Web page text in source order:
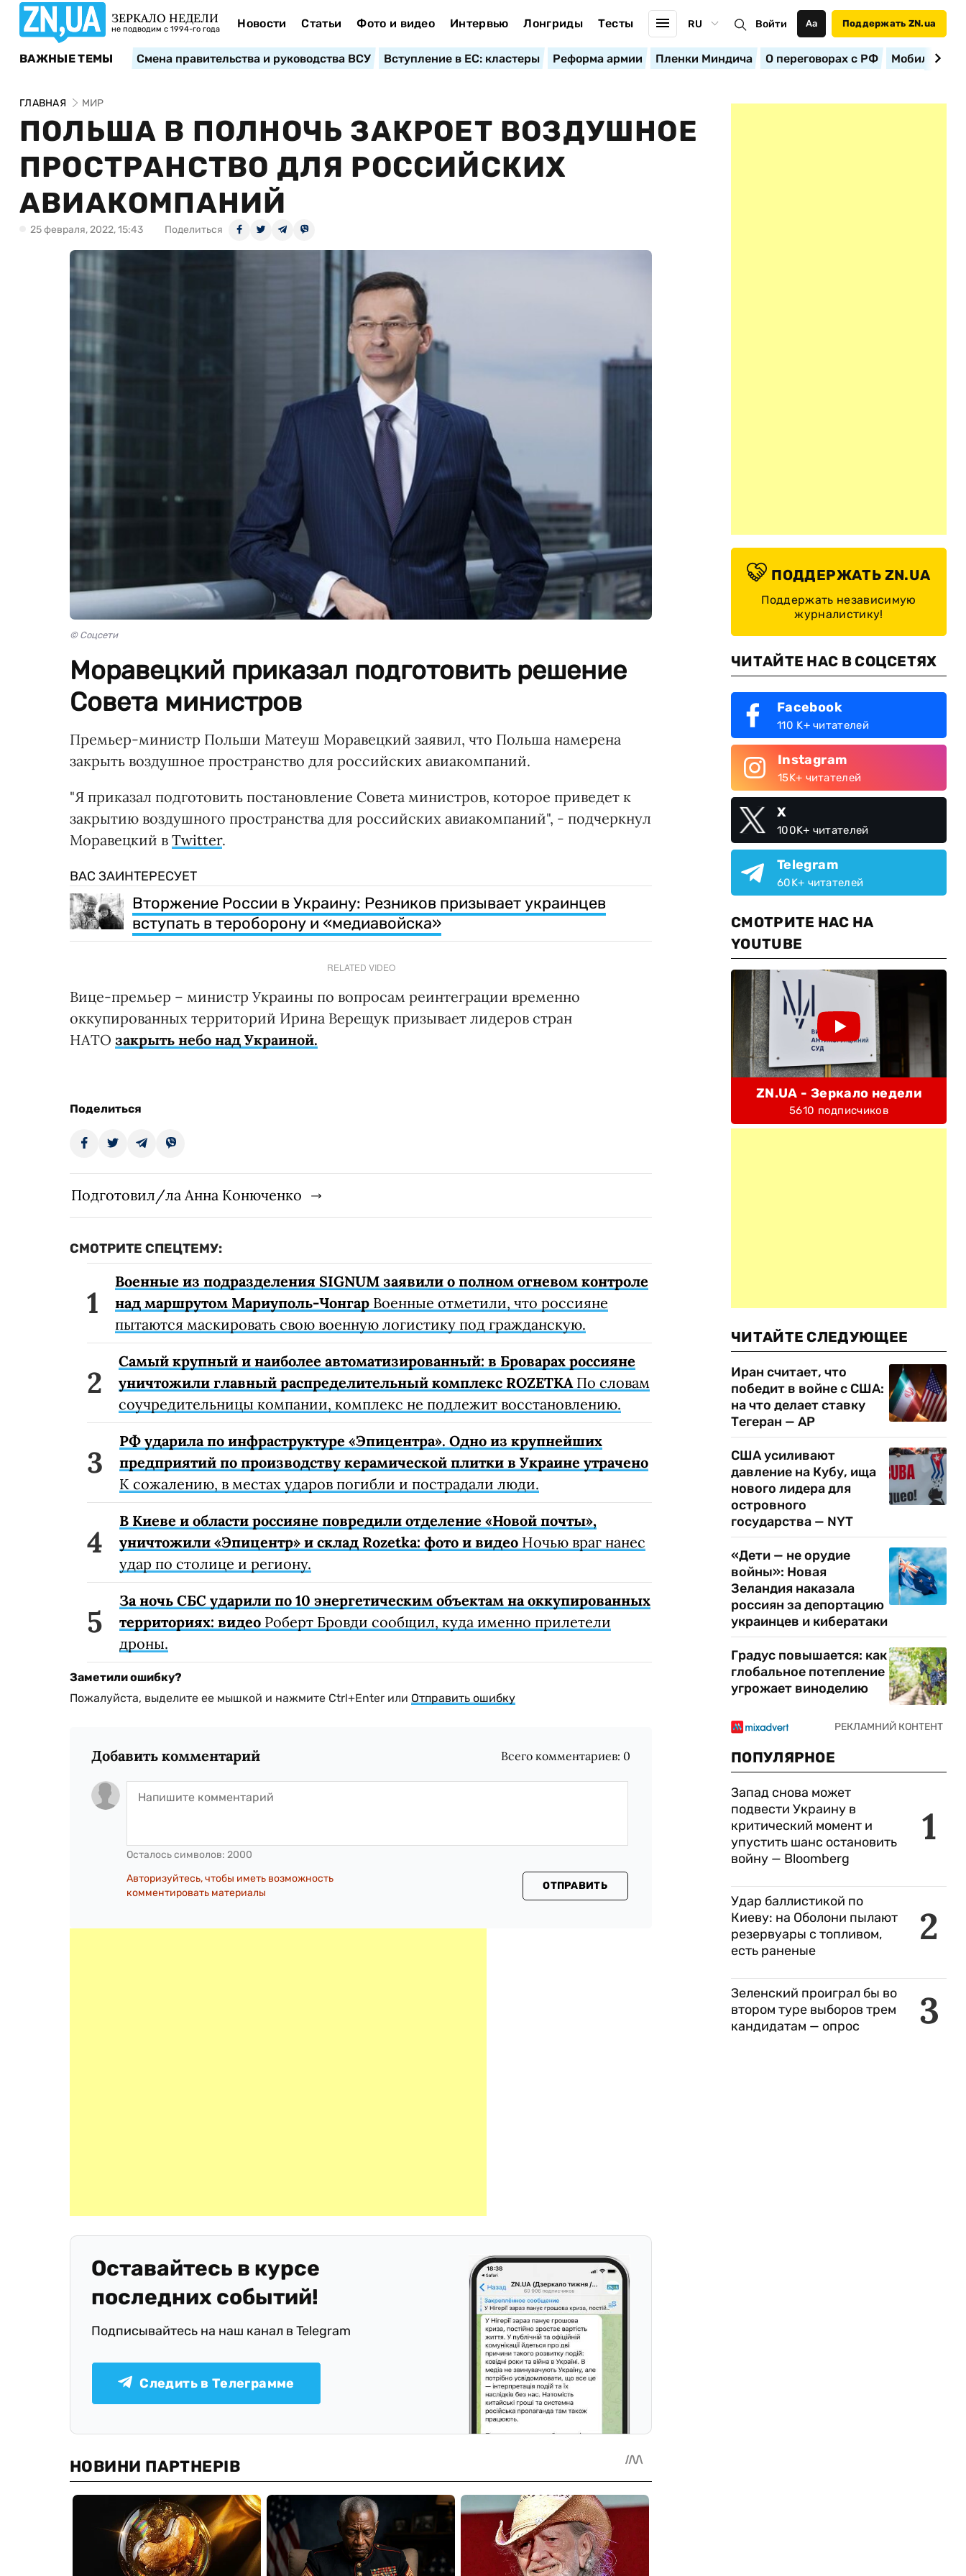
ЗЕРКАЛО НЕДЕЛИ
не подводим с 1994-го года Новости Статьи Фото и видео Интервью Лонгриды Тесты RU Войти Аа Поддержать ZN.ua
ВАЖНЫЕ ТЕМЫ Смена правительства и руководства ВСУ Вступление в ЕС: кластеры Реформа армии Пленки Миндича О переговорах с РФ
ГЛАВНАЯ МИР
ПОЛЬША В ПОЛНОЧЬ ЗАКРОЕТ ВОЗДУШНОЕ
ПРОСТРАНСТВО ДЛЯ РОССИЙСКИХ
АВИАКОМПАНИЙ
25 февраля, 2022, 15:43 Поделиться
© Соцсети
Моравецкий приказал подготовить решение
Совета министров
Премьер-министр Польши Матеуш Моравецкий заявил, что Польша намерена
закрыть воздушное пространство для российских авиакомпаний.
"Я приказал подготовить постановление Совета министров, которое приведет к
закрытию воздушного пространства для российских авиакомпаний", - подчеркнул
Моравецкий в Twitter.
ВАС ЗАИНТЕРЕСУЕТ
Вторжение России в Украину: Резников призывает украинцев
вступать в тероборону и «медиавойска»
RELATED VIDEO
Вице-премьер – министр Украины по вопросам реинтеграции временно
оккупированных территорий Ирина Верещук призывает лидеров стран
НАТО закрыть небо над Украиной.
Поделиться
Подготовил/ла Анна Конюченко
СМОТРИТЕ СПЕЦТЕМУ:
Военные из подразделения SIGNUM заявили о полном огневом контроле
над маршрутом Мариуполь-Чонгар Военные отметили, что россияне
пытаются маскировать свою военную логистику под гражданскую.
Самый крупный и наиболее автоматизированный: в Броварах россияне
уничтожили главный распределительный комплекс ROZETKAПо словам
соучредительницы компании, комплекс не подлежит восстановлению.
РФ ударила по инфраструктуре «Эпицентра». Одно из крупнейших
предприятий по производству керамической плитки в Украине утрачено
К сожалению, в местах ударов погибли и пострадали люди.
В Киеве и области россияне повредили отделение «Новой почты»,
уничтожили «Эпицентр» и склад Rozetka: фото и видео Ночью враг нанес
удар по столице и региону.
За ночь СБС ударили по 10 энергетическим объектам на оккупированных
территориях: видео Роберт Бровди сообщил, куда именно прилетели
дроны.
Заметили ошибку?
Пожалуйста, выделите ее мышкой и нажмите Ctrl+Enter или Отправить ошибку
Добавить комментарий Всего комментариев: 0
Осталось символов: 2000
Авторизуйтесь, чтобы иметь возможность
комментировать материалы
ОТПРАВИТЬ
Оставайтесь в курсе
последних событий!
Подписывайтесь на наш канал в Telegram
Следить в Телеграмме
ПОДДЕРЖАТЬ ZN.UA
Поддержать независимую
журналистику!
ЧИТАЙТЕ НАС В СОЦСЕТЯХ
Facebook
110 K+ читателей
Instagram
15K+ читателей
X
100K+ читателей
Telegram
60K+ читателей
СМОТРИТЕ НАС НА
YOUTUBE
ZN.UA - Зеркало недели
5610 подписчиков
ЧИТАЙТЕ СЛЕДУЮЩЕЕ
Иран считает, что
победит в войне с США:
на что делает ставку
Тегеран — AP
США усиливают
давление на Кубу, ища
нового лидера для
островного
государства — NYT
«Дети — не орудие
войны»: Новая
Зеландия наказала
россиян за депортацию
украинцев и кибератаки
Градус повышается: как
глобальное потепление
угрожает виноделию
ПОПУЛЯРНОЕ
1
Запад снова может
подвести Украину в
критический момент и
упустить шанс остановить
войну — Bloomberg
2
Удар баллистикой по
Киеву: на Оболони пылают
резервуары с топливом,
есть раненые
3
Зеленский проиграл бы во
втором туре выборов трем
кандидатам — опрос